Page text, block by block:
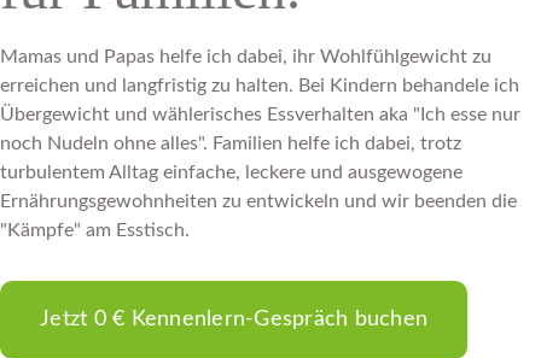
Mamas und Papas helfe ich dabei, ihr Wohlfühlgewicht zu
erreichen und langfristig zu halten. Bei Kindern behandele ich
Übergewicht und wählerisches Essverhalten aka "Ich esse nur
noch Nudeln ohne alles". Familien helfe ich dabei, trotz
turbulentem Alltag einfache, leckere und ausgewogene
Ernährungsgewohnheiten zu entwickeln und wir beenden die
"Kämpfe" am Esstisch.
Jetzt 0 € Kennenlern-Gespräch buchen